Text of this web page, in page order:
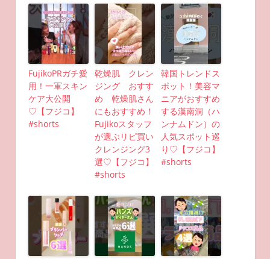
FujikoPRガチ愛
用！一軍スキン
ケア大公開
♡【フジコ】
#shorts
乾燥肌 クレン
ジング おすす
め 乾燥肌さん
にもおすすめ！
Fujikoスタッフ
が選ぶリピ買い
クレンジング3
選♡【フジコ】
#shorts
韓国トレンドス
ポット！美容マ
ニアがおすすめ
する漢南洞（ハ
ンナムドン）の
人気スポット巡
り♡【フジコ】
#shorts